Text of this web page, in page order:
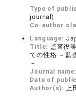
Type of
journal)
Co-author
Language:
Title: 監査役
ての性格 －監
－
Journal name:
Date of
Author(s): 上